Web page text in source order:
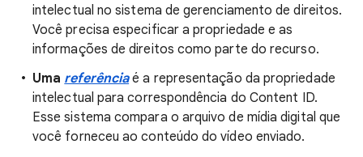
intelectual no sistema de gerenciamento de direitos.
Você precisa especificar a propriedade e as
informações de direitos como parte do recurso.
Uma referênciaé a representação da propriedade
intelectual para correspondência do Content ID.
Esse sistema compara o arquivo de mídia digital que
você forneceu ao conteúdo do vídeo enviado.